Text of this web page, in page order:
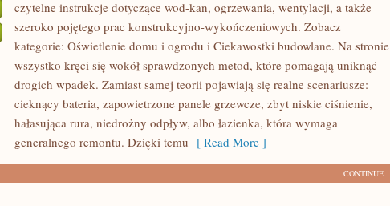
ARANŻACJE
WNĘTRZ
czytelne instrukcje dotyczące wod-kan, ogrzewania, wentylacji, a także
szeroko pojętego prac konstrukcyjno-wykończeniowych. Zobacz
kategorie: Oświetlenie domu i ogrodu i Ciekawostki budowlane. Na stronie
wszystko kręci się wokół sprawdzonych metod, które pomagają uniknąć
drogich wpadek. Zamiast samej teorii pojawiają się realne scenariusze:
cieknący bateria, zapowietrzone panele grzewcze, zbyt niskie ciśnienie,
hałasująca rura, niedrożny odpływ, albo łazienka, która wymaga
generalnego remontu. Dzięki temu [ Read More ]
CONTINUE